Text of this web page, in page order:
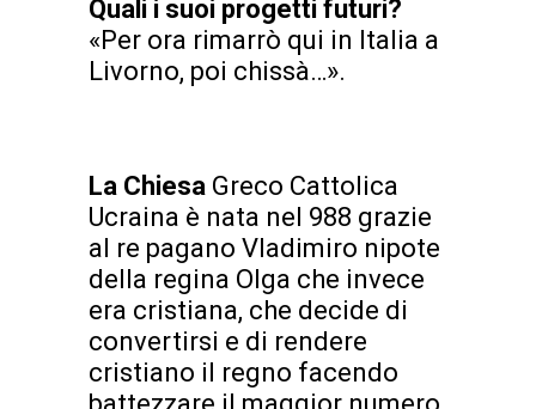
Quali i suoi progetti futuri?
«Per ora rimarrò qui in Italia a
Livorno, poi chissà…».
La Chiesa Greco Cattolica
Ucraina è nata nel 988 grazie
al re pagano Vladimiro nipote
della regina Olga che invece
era cristiana, che decide di
convertirsi e di rendere
cristiano il regno facendo